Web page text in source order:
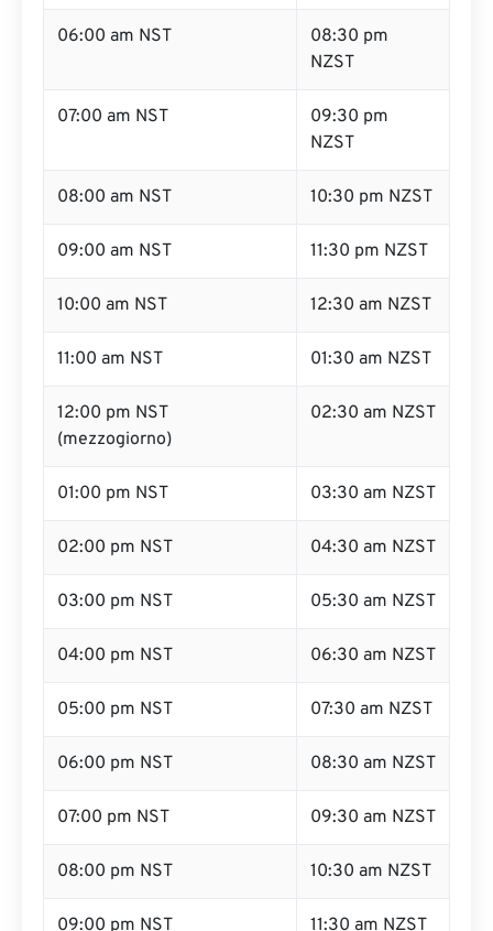
06:00 am NST
08:30 pm
NZST
07:00 am NST
09:30 pm
NZST
08:00 am NST 10:30 pm NZST
09:00 am NST 11:30 pm NZST
10:00 am NST 12:30 am NZST
11:00 am NST 01:30 am NZST
12:00 pm NST
(mezzogiorno)
02:30 am NZST
01:00 pm NST 03:30 am NZST
02:00 pm NST 04:30 am NZST
03:00 pm NST 05:30 am NZST
04:00 pm NST 06:30 am NZST
05:00 pm NST 07:30 am NZST
06:00 pm NST 08:30 am NZST
07:00 pm NST 09:30 am NZST
08:00 pm NST 10:30 am NZST
09:00 pm NST 11:30 am NZST